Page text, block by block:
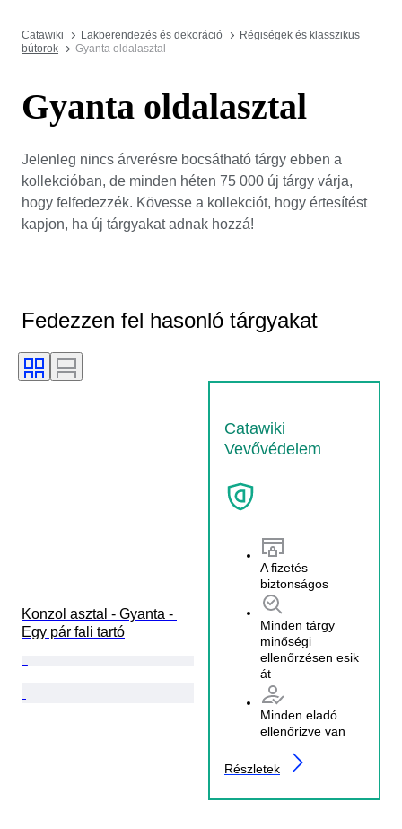
Catawiki Lakberendezés és dekoráció
Régiségek és klasszikus
bútorok
Gyanta oldalasztal
Gyanta oldalasztal
Jelenleg nincs árverésre bocsátható tárgy ebben a
kollekcióban, de minden héten 75 000 új tárgy várja,
hogy felfedezzék. Kövesse a kollekciót, hogy értesítést
kapjon, ha új tárgyakat adnak hozzá!
Fedezzen fel hasonló tárgyakat
Catawiki
Vevővédelem
A fizetés
biztonságos
Minden tárgy
minőségi
ellenőrzésen esik
át
Minden eladó
ellenőrizve van
Részletek
Konzol asztal - Gyanta -
Egy pár fali tartó